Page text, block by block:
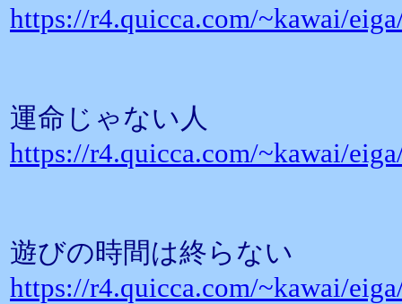
https://r4.quicca.com/~kawai/
運命じゃない人
https://r4.quicca.com/~kawai/
遊びの時間は終らない
https://r4.quicca.com/~kawai/